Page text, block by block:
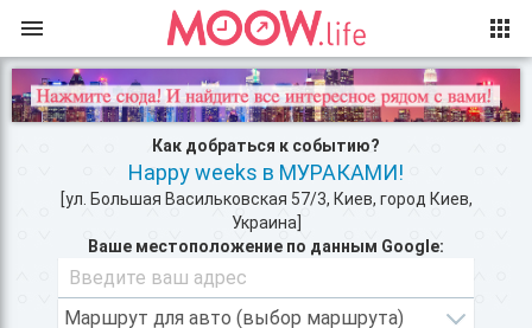
Как добраться к событию?
Happy weeks в МУРАКАМИ!
[ул. Большая Васильковская 57/3, Киев, город Киев,
Украина]
Ваше местоположение по данным Google: